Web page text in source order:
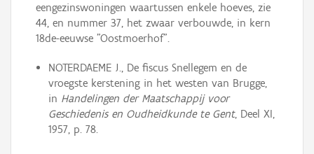
eengezinswoningen waartussen enkele hoeves, zie
44, en nummer 37, het zwaar verbouwde, in kern
18de-eeuwse "Oostmoerhof".
NOTERDAEME J., De fiscus Snellegem en de
vroegste kerstening in het westen van Brugge,
in Handelingen der Maatschappij voor
Geschiedenis en Oudheidkunde te Gent, Deel XI,
1957, p. 78.